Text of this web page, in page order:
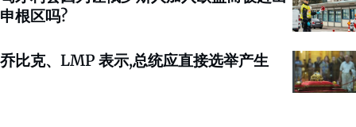
申根区吗?
乔比克、LMP 表示,总统应直接选举产生